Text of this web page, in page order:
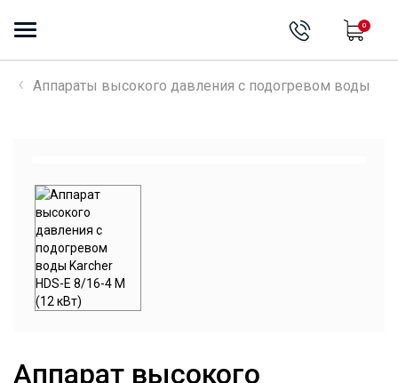
0
Аппараты высокого давления с подогревом воды
Аппарат высокого